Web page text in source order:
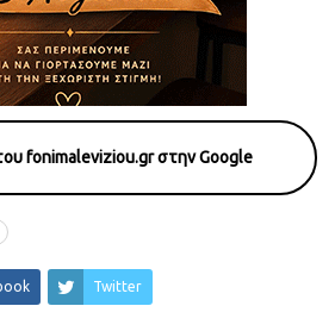
fonimaleviziou.gr στην Google
Twitter